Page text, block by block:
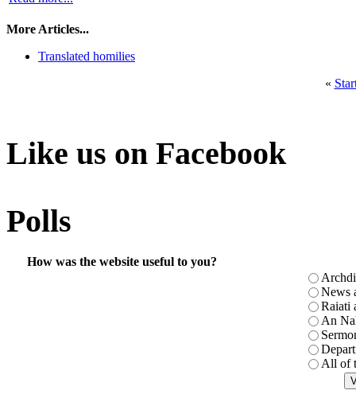
More Articles...
Translated homilies
«
Like us on Facebook
Polls
How was the website useful to you?
News
Raiati
An
All of